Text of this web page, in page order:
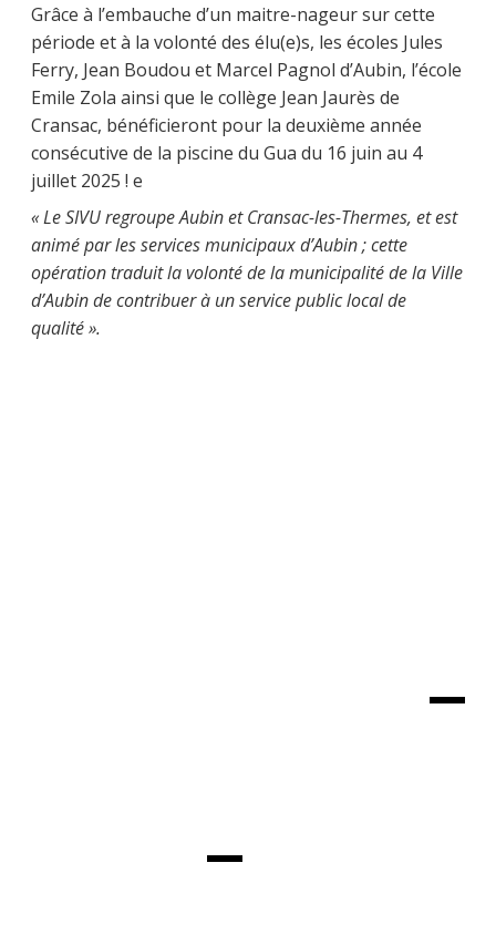
Grâce à l’embauche d’un maitre-nageur sur cette
période et à la volonté des élu(e)s, les écoles Jules
Ferry, Jean Boudou et Marcel Pagnol d’Aubin, l’école
Emile Zola ainsi que le collège Jean Jaurès de
Cransac, bénéficieront pour la deuxième année
consécutive de la piscine du Gua du 16 juin au 4
juillet 2025 ! e
« Le SIVU regroupe Aubin et Cransac-les-Thermes, et est
animé par les services municipaux d’Aubin ; cette
opération traduit la volonté de la municipalité de la Ville
d’Aubin de contribuer à un service public local de
qualité ».